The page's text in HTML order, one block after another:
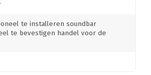
te installeren soundbar
te bevestigen handel voor de